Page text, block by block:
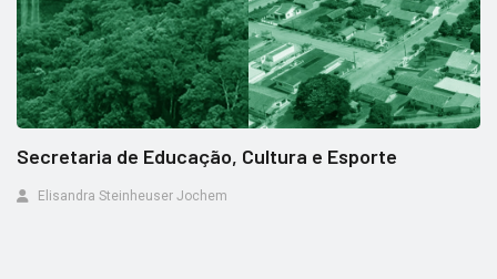
Secretaria de Educação, Cultura e Esporte
Elisandra Steinheuser Jochem